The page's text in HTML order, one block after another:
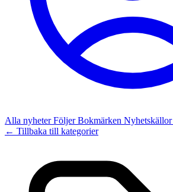
Alla nyheterFöljerBokmärken Nyhetskällor
← Tillbaka till kategorier